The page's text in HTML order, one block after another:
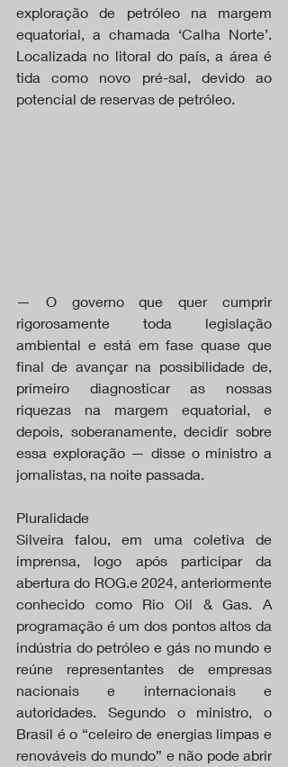
exploração de petróleo na margem
equatorial, a chamada ‘Calha Norte’.
Localizada no litoral do país, a área é
tida como novo pré-sal, devido ao
potencial de reservas de petróleo.
— O governo que quer cumprir
rigorosamente toda legislação
ambiental e está em fase quase que
final de avançar na possibilidade de,
primeiro diagnosticar as nossas
riquezas na margem equatorial, e
depois, soberanamente, decidir sobre
essa exploração — disse o ministro a
jornalistas, na noite passada.
Pluralidade
Silveira falou, em uma coletiva de
imprensa, logo após participar da
abertura do ROG.e 2024, anteriormente
conhecido como Rio Oil & Gas. A
programação é um dos pontos altos da
indústria do petróleo e gás no mundo e
reúne representantes de empresas
nacionais e internacionais e
autoridades. Segundo o ministro, o
Brasil é o “celeiro de energias limpas e
renováveis do mundo” e não pode abrir